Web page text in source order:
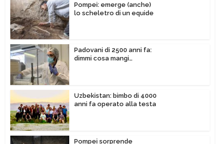
Pompei: emerge (anche)
lo scheletro di un equide
Padovani di 2500 anni fa:
dimmi cosa mangi…
Uzbekistan: bimbo di 4000
anni fa operato alla testa
Pompei sorprende